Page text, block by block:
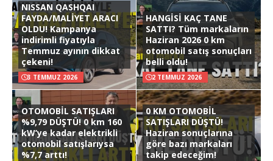
NISSAN QASHQAI
FAYDA/MALİYET ARACI
OLDU! Kampanya
indirimli fiyatıyla
Temmuz ayının dikkat
çekeni!
3 TEMMUZ 2026
HANGİSİ KAÇ TANE
SATTI? Tüm markaların
Haziran 2026 0 km
otomobil satış sonuçları
belli oldu!
2 TEMMUZ 2026
OTOMOBİL SATIŞLARI
%9,79 DÜŞTÜ! 0 km 160
kW’ye kadar elektrikli
otomobil satışlarıysa
%7,7 arttı!
0 KM OTOMOBİL
SATIŞLARI DÜŞTÜ!
Haziran sonuçlarına
göre bazı markaları
takip edeceğim!